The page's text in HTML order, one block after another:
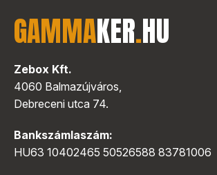
GAMMAKER.HU
Zebox Kft.
4060 Balmazújváros,
Debreceni utca 74.
Bankszámlaszám:
HU63 10402465 50526588 83781006